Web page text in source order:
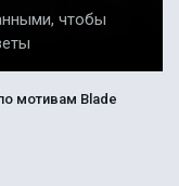
чтобы
мотивам Blade